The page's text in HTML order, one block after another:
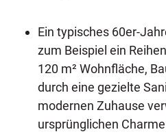
Ein typisches 60er-
zum Beispiel ein
120 m² Wohnfläche,
durch eine gezielte
modernen Zuhause
ursprünglichen